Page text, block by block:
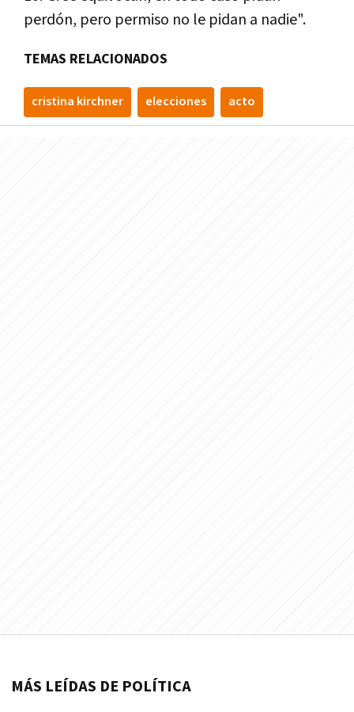
perdón, pero permiso no le pidan a nadie".
TEMAS RELACIONADOS
cristina kirchner elecciones acto
MÁS LEÍDAS DE POLÍTICA